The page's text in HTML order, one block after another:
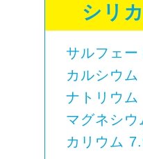
シリ
サルフェ
カルシウ
ナトリウ
マグネシ
カリウム